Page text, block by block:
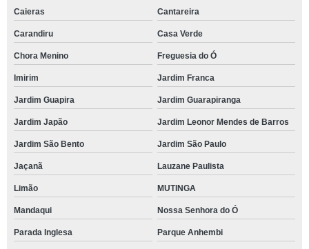
Caieras Cantareira
Carandiru Casa Verde
Chora Menino Freguesia do Ó
Imirim Jardim Franca
Jardim Guapira Jardim Guarapiranga
Jardim Japão Jardim Leonor Mendes de Barros
Jardim São Bento Jardim São Paulo
Jaçanã Lauzane Paulista
Limão MUTINGA
Mandaqui Nossa Senhora do Ó
Parada Inglesa Parque Anhembi